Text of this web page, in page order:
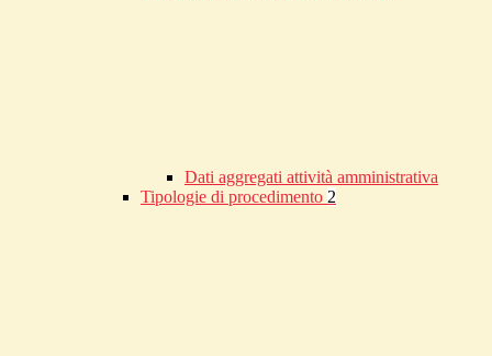
Dati aggregati attività amministrativa
Tipologie di procedimento 2